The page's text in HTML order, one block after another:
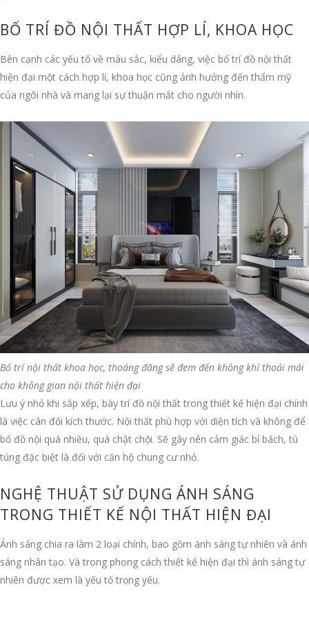
BỐ TRÍ ĐỒ NỘI THẤT HỢP LÍ, KHOA HỌC
Bên cạnh các yếu tố về màu sắc, kiểu dáng, việc bố trí đồ nội thất
hiện đại một cách hợp lí, khoa học cũng ảnh hưởng đến thẩm mỹ
của ngôi nhà và mang lại sự thuận mắt cho người nhìn.
Bố trí nội thất khoa học, thoáng đãng sẽ đem đến không khí thoải mái
cho không gian nội thất hiện đại
Lưu ý nhỏ khi sắp xếp, bày trí đồ nội thất trong thiết kế hiện đại chính
là việc cân đối kích thước. Nội thất phù hợp với diện tích và không để
bố đồ nội quá nhiều, quá chật chội. Sẽ gây nên cảm giác bí bách, tù
túng đặc biệt là đối với căn hộ chung cư nhỏ.
NGHỆ THUẬT SỬ DỤNG ÁNH SÁNG
TRONG THIẾT KẾ NỘI THẤT HIỆN ĐẠI
Ánh sáng chia ra làm 2 loại chính, bao gồm ánh sáng tự nhiên và ánh
sáng nhân tạo. Và trong phong cách thiết kế hiện đại thì ánh sáng tự
nhiên được xem là yếu tố trọng yếu.